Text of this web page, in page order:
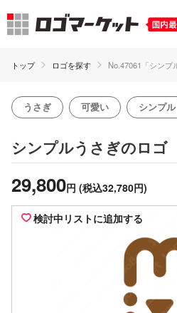
トップ ロゴを探す No.47061「シンプ
うさぎ 可愛い シンプル
シンプルうさぎのロゴ
29,800円 (税込32,780円)
検討中リストに追加する